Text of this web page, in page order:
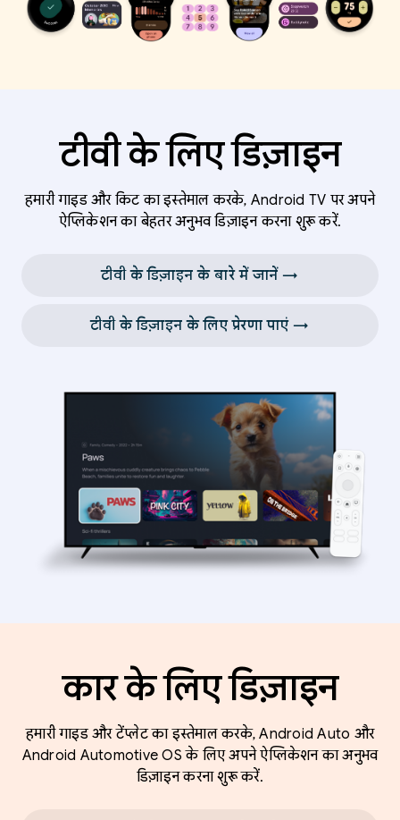
टीवी के लिए डिज़ाइन
हमारी गाइड और किट का इस्तेमाल करके, Android TV पर अपने
ऐप्लिकेशन का बेहतर अनुभव डिज़ाइन करना शुरू करें.
टीवी के डिज़ाइन के बारे में जानें →
टीवी के डिज़ाइन के लिए प्रेरणा पाएं →
कार के लिए डिज़ाइन
हमारी गाइड और टेंप्लेट का इस्तेमाल करके, Android Auto और
Android Automotive OS के लिए अपने ऐप्लिकेशन का अनुभव
डिज़ाइन करना शुरू करें.